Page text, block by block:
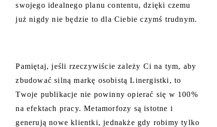
swojego idealnego planu contentu, dzięki czemu
już nigdy nie będzie to dla Ciebie czymś trudnym.
Pamiętaj, jeśli rzeczywiście zależy Ci na tym, aby
zbudować silną markę osobistą Linergistki, to
Twoje publikacje nie powinny opierać się w 100%
na efektach pracy. Metamorfozy są istotne i
generują nowe klientki, jednakże gdy robimy tylko